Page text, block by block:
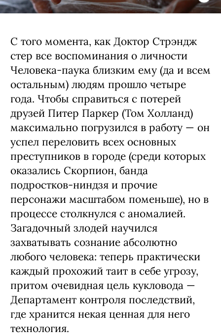
С того момента, как Доктор Стрэндж
стер все воспоминания о личности
Человека-паука близким ему (да и всем
остальным) людям прошло четыре
года. Чтобы справиться с потерей
друзей Питер Паркер (Том Холланд)
максимально погрузился в работу — он
успел переловить всех основных
преступников в городе (среди которых
оказались Скорпион, банда
подростков-ниндзя и прочие
персонажи масштабом поменьше), но в
процессе столкнулся с аномалией.
Загадочный злодей научился
захватывать сознание абсолютно
любого человека: теперь практически
каждый прохожий таит в себе угрозу,
притом очевидная цель кукловода —
Департамент контроля последствий,
где хранится некая ценная для него
технология.